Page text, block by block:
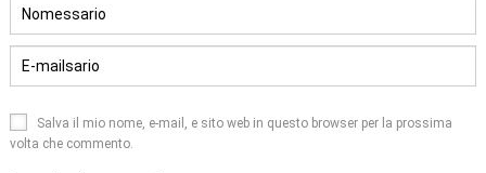
Salva il mio nome, e-mail, e sito web in questo browser per la prossima
volta che commento.